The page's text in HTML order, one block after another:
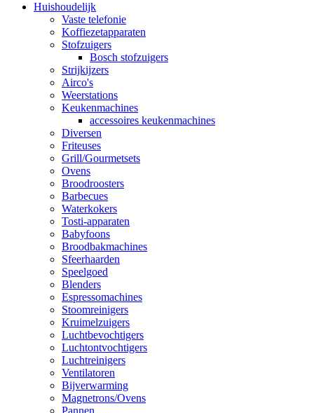
Huishoudelijk
Vaste telefonie
Koffiezetapparaten
Stofzuigers
Bosch stofzuigers
Strijkijzers
Airco's
Weerstations
Keukenmachines
accessoires keukenmachines
Diversen
Friteuses
Grill/Gourmetsets
Ovens
Broodroosters
Barbecues
Waterkokers
Tosti-apparaten
Babyfoons
Broodbakmachines
Sfeerhaarden
Speelgoed
Blenders
Espressomachines
Stoomreinigers
Kruimelzuigers
Luchtbevochtigers
Luchtontvochtigers
Luchtreinigers
Ventilatoren
Bijverwarming
Magnetrons/Ovens
Pannen